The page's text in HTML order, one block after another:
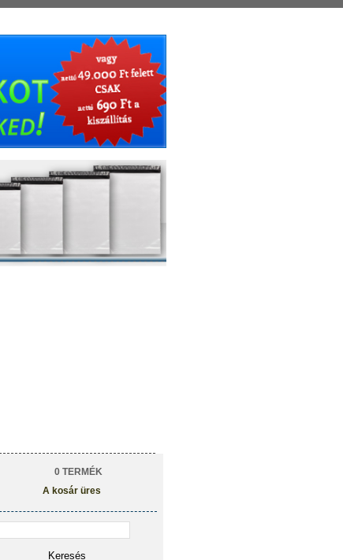
0 TERMÉK
A kosár üres